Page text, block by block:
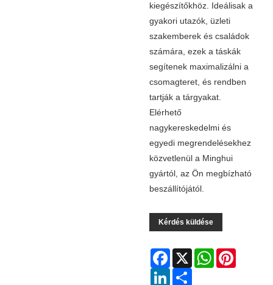
kiegészítőkhöz. Ideálisak a
gyakori utazók, üzleti
szakemberek és családok
számára, ezek a táskák
segítenek maximalizálni a
csomagteret, és rendben
tartják a tárgyakat.
Elérhető
nagykereskedelmi és
egyedi megrendelésekhez
közvetlenül a Minghui
gyártól, az Ön megbízható
beszállítójától.
Kérdés küldése
Facebook
X WhatsApp
LinkedIn